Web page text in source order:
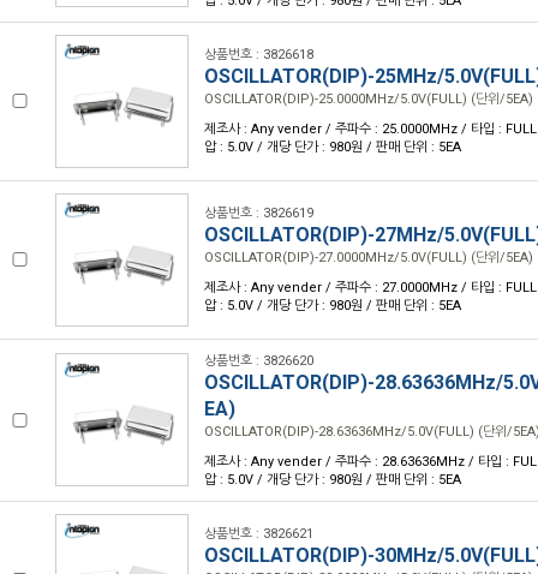
상품번호 : 3826618
OSCILLATOR(DIP)-25MHz/
OSCILLATOR(DIP)-25.0000MHz/5.0V(FULL) (단위/5EA)
제조사 : Any vender / 주파수 : 25.0000MHz / 타입 :
압 : 5.0V / 개당 단가 : 980원 / 판매 단위 : 5EA
상품번호 : 3826619
OSCILLATOR(DIP)-27MHz/
OSCILLATOR(DIP)-27.0000MHz/5.0V(FULL) (단위/5EA)
제조사 : Any vender / 주파수 : 27.0000MHz / 타입 :
압 : 5.0V / 개당 단가 : 980원 / 판매 단위 : 5EA
상품번호 : 3826620
OSCILLATOR(DIP)-28.63636MHz/
EA)
OSCILLATOR(DIP)-28.63636MHz/5.0V(FULL) (단위/
제조사 : Any vender / 주파수 : 28.63636MHz / 타입 :
압 : 5.0V / 개당 단가 : 980원 / 판매 단위 : 5EA
상품번호 : 3826621
OSCILLATOR(DIP)-30MHz/